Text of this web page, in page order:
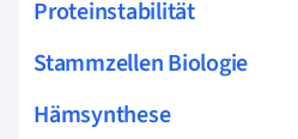
Proteinstabilität
Stammzellen Biologie
Hämsynthese